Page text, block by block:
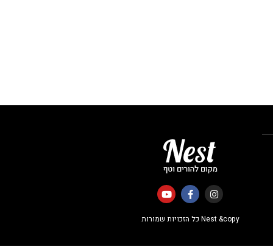
Nest &copy כל הזכויות שמורות